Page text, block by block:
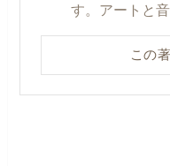
す。アートと
この